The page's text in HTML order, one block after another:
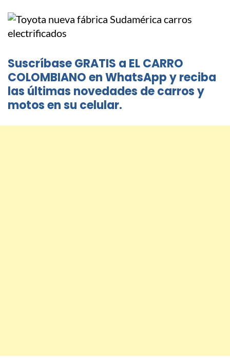
Suscríbase GRATIS a EL CARRO
COLOMBIANO en WhatsApp y reciba
las últimas novedades de carros y
motos en su celular.